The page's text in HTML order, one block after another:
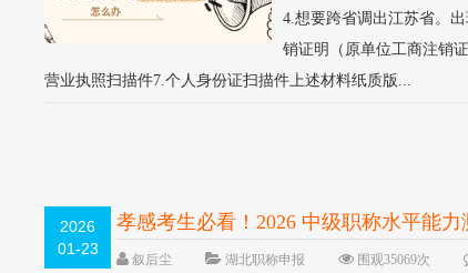
4.想要跨省调出江苏省。
销证明（原单位工商注销
营业执照扫描件7.个人身份证扫描件上述材料纸质版...
2026
01-23
孝感考生必看！2026 中级职称水平能
叙后尘 湖北职称申报 围观35069次